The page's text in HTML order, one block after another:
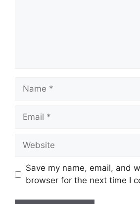
Name
Email
Website
Save my name, email, and
browser for the next time I